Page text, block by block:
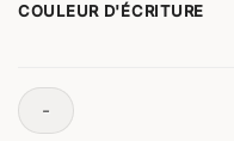
COULEUR D'ÉCRITURE